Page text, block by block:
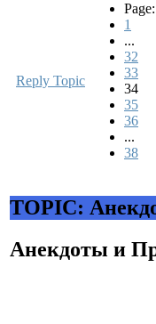
Reply Topic
Page:
1
...
32
33
34
35
36
...
38
TOPIC:
Анекдоты и